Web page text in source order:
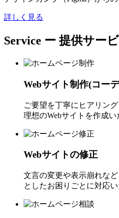
詳しく見る
Service ー 提供サー
Webサイト制作(コー
ご要望を丁寧にヒアリン
理想のWebサイトを作成い
Webサイトの修正
文言の変更や表示崩れな
としたお困りごとに対応い